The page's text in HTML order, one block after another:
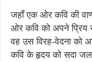
जहाँ एक ओर कवि की
ओर कवि को अपने प्रिय
वह उस विरह-वेदना को
कवि के हृदय को सदा